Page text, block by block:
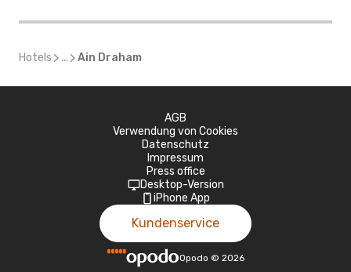
Hotels ... Ain Draham
AGB
Verwendung von Cookies
Datenschutz
Impressum
Press office
Desktop-Version
iPhone App
Kundenservice
Opodo © 2026